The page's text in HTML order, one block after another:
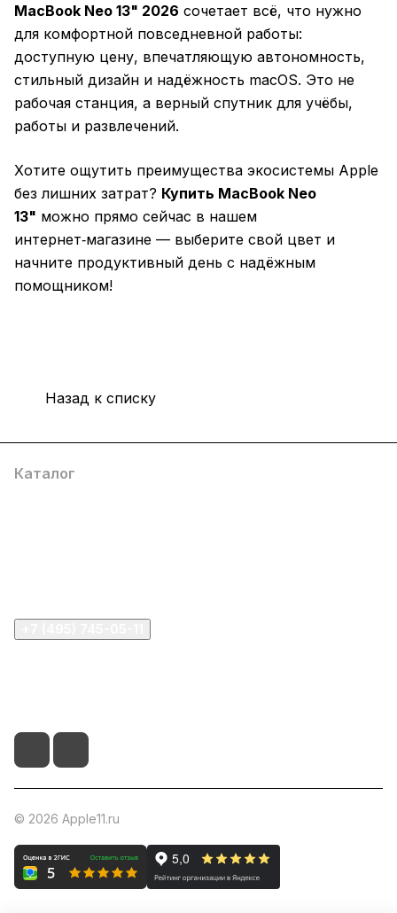
MacBook Neo 13" 2026 сочетает всё, что нужно
для комфортной повседневной работы:
доступную цену, впечатляющую автономность,
стильный дизайн и надёжность macOS. Это не
рабочая станция, а верный спутник для учёбы,
работы и развлечений.
Хотите ощутить преимущества экосистемы Apple
без лишних затрат? Купить MacBook Neo
13" можно прямо сейчас в нашем
интернет‑магазине — выберите свой цвет и
начните продуктивный день с надёжным
помощником!
Назад к списку
Каталог
© 2026 Apple11.ru